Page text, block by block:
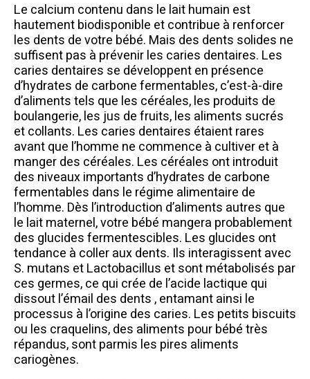
Le calcium contenu dans le lait humain est
hautement biodisponible et contribue à renforcer
les dents de votre bébé. Mais des dents solides ne
suffisent pas à prévenir les caries dentaires. Les
caries dentaires se développent en présence
d’hydrates de carbone fermentables, c’est-à-dire
d’aliments tels que les céréales, les produits de
boulangerie, les jus de fruits, les aliments sucrés
et collants. Les caries dentaires étaient rares
avant que l’homme ne commence à cultiver et à
manger des céréales. Les céréales ont introduit
des niveaux importants d’hydrates de carbone
fermentables dans le régime alimentaire de
l’homme. Dès l’introduction d’aliments autres que
le lait maternel, votre bébé mangera probablement
des glucides fermentescibles. Les glucides ont
tendance à coller aux dents. Ils interagissent avec
S. mutans et Lactobacillus et sont métabolisés par
ces germes, ce qui crée de l’acide lactique qui
dissout l’émail des dents , entamant ainsi le
processus à l’origine des caries. Les petits biscuits
ou les craquelins, des aliments pour bébé très
répandus, sont parmis les pires aliments
cariogènes.